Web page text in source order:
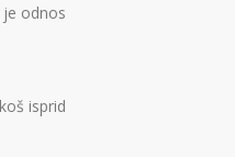
odnos
isprid